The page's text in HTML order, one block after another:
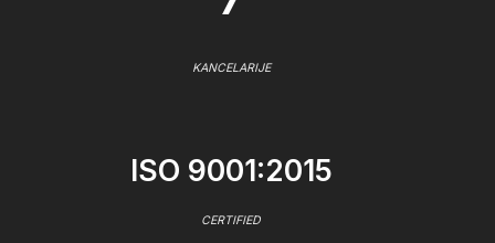
KANCELARIJE
ISO 9001:2015
CERTIFIED